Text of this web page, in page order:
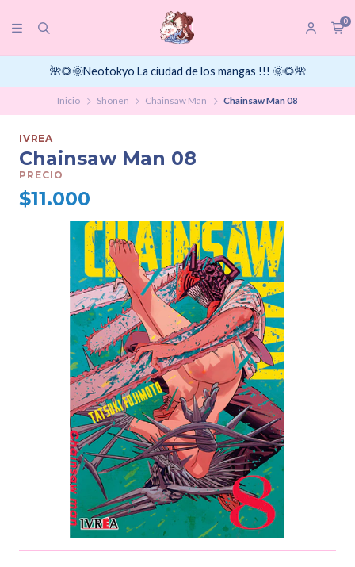
0
🌺🌻🌞Neotokyo La ciudad de los mangas !!! 🌞🌻🌺
Inicio Shonen Chainsaw Man Chainsaw Man 08
IVREA
Chainsaw Man 08
PRECIO
$11.000